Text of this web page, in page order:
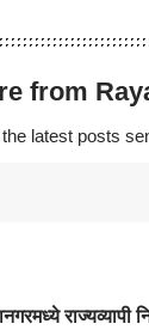
from
latest posts
राज्यव्यापी